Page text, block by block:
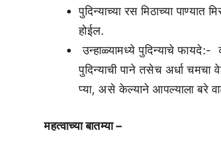
पुदिन्याच्या रस मिठाच्या
होईल.
उन्हाळ्यामध्ये पुदिन्याचे फायदे:-
पुदिन्याची पाने तसेच अर्धा
प्या, असे केल्याने आपल्याला बरे
महत्वाच्या बातम्या –